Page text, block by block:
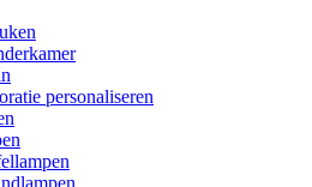
personaliseren